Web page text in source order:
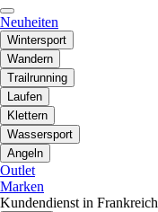
Neuheiten
Wintersport
Wandern
Trailrunning
Laufen
Klettern
Wassersport
Angeln
Outlet
Marken
Kundendienst in Frankreich